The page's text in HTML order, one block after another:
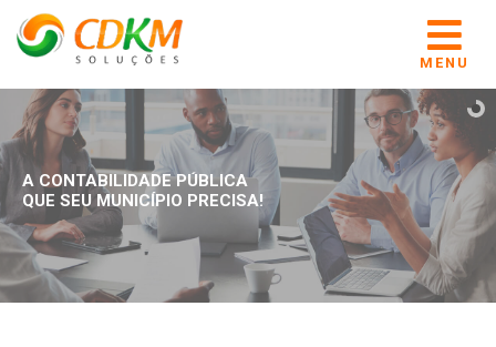
MENU
A CONTABILIDADE PÚBLICA
QUE SEU MUNICÍPIO PRECISA!